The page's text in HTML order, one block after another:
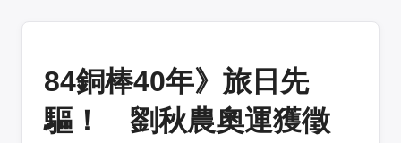
84銅棒40年》旅日先
驅！ 劉秋農奧運獲徵